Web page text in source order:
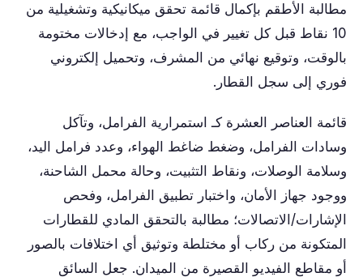
مطالبة الأطقم بإكمال قائمة تحقق ميكانيكية وتشغيلية من
10 نقاط قبل كل تغيير في الواجب، مع إدخالات مختومة
بالوقت، وتوقيع نهائي من المشرف، وتحميل إلكتروني
فوري إلى سجل القطار.
قائمة العناصر العشرة كـ استمرارية الفرامل، وتآكل
وسادات الفرامل، وضغط ضاغط الهواء، وعدد فرامل اليد،
وسلامة الوصلات، ونقاط التثبيت، وحالة محمل الشاحنة،
ووجود جهاز الأمان، واختبار تطبيق الفرامل، وفحص
الإشارات/الاتصالات؛ مطالبة بالتحقق المادي للقطارات
المتكونة من ركاب أو مختلطة وتوثيق أي اختلافات بالصور
أو مقاطع الفيديو القصيرة من الميدان. جعل السائق